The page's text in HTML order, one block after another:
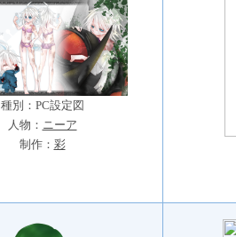
種別：PC設定図
人物： ニーア
制作： 彩